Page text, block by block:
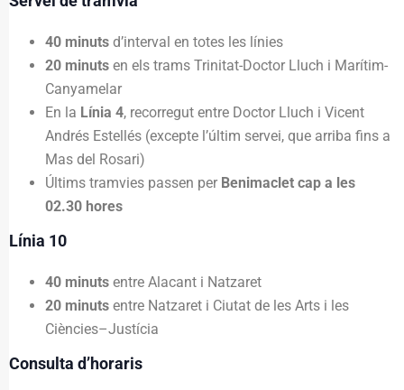
40 minuts d’interval en totes les línies
20 minuts en els trams Trinitat-Doctor Lluch i Marítim-
Canyamelar
En la Línia 4, recorregut entre Doctor Lluch i Vicent
Andrés Estellés (excepte l’últim servei, que arriba fins a
Mas del Rosari)
Últims tramvies passen per Benimaclet cap a les
02.30 hores
Línia 10
40 minuts entre Alacant i Natzaret
20 minuts entre Natzaret i Ciutat de les Arts i les
Ciències–Justícia
Consulta d’horaris